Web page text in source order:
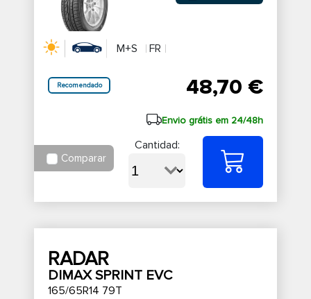
M+S FR
Recomendado 48,70 €
Envio grátis em 24/48h
Comparar
Cantidad:
RADAR
DIMAX SPRINT EVC
165/65R14 79T